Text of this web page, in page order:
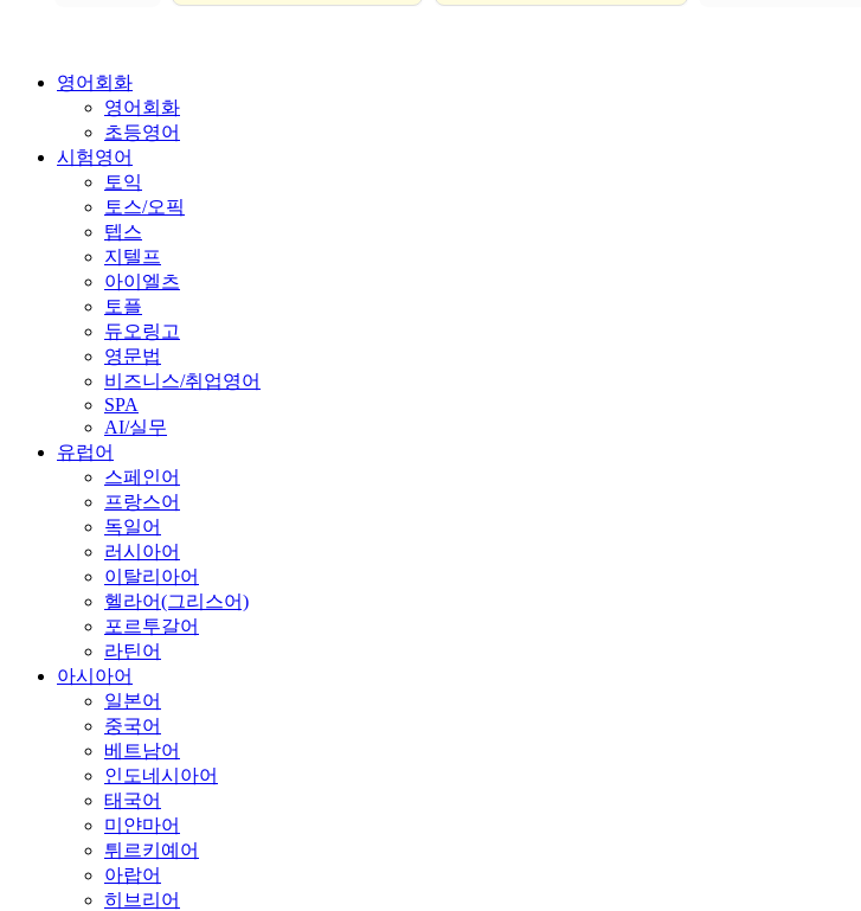
영어회화
영어회화
초등영어
시험영어
토익
토스/오픽
텝스
지텔프
아이엘츠
토플
듀오링고
영문법
비즈니스/취업영어
SPA
AI/실무
유럽어
스페인어
프랑스어
독일어
러시아어
이탈리아어
헬라어(그리스어)
포르투갈어
라틴어
아시아어
일본어
중국어
베트남어
인도네시아어
태국어
미얀마어
튀르키예어
아랍어
히브리어